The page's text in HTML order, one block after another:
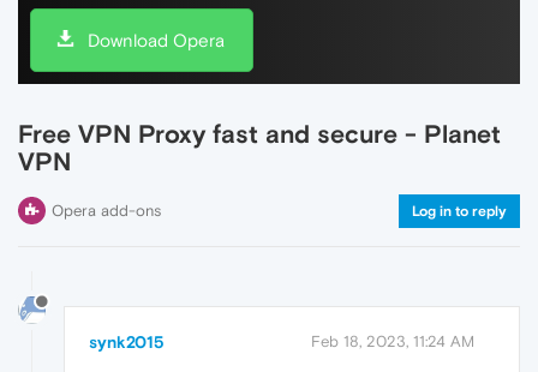
Download Opera
Free VPN Proxy fast and secure - Planet
VPN
Opera add-ons Log in to reply
synk2015 Feb 18, 2023, 11:24 AM